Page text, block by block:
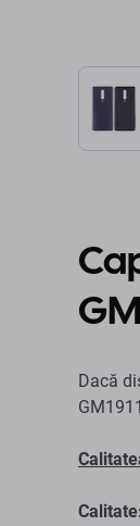
Dacă